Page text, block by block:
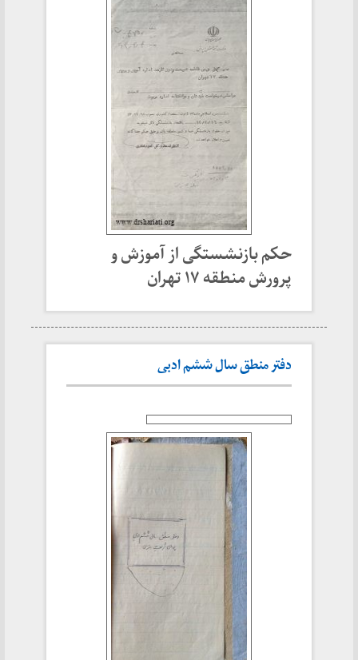
حکم بازنشستگی از آموزش و
پرورش منطقه ۱۷ تهران
دفتر منطق سال ششم ادبی